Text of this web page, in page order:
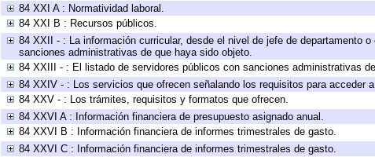
84 XXI A : Normatividad laboral.
84 XXI B : Recursos públicos.
84 XXII - : La información curricular, desde el nivel de jefe de departamento
sanciones administrativas de que haya sido objeto.
84 XXIII - : El listado de servidores públicos con sanciones administrativas
84 XXIV - : Los servicios que ofrecen señalando los requisitos para acceder
84 XXV - : Los trámites, requisitos y formatos que ofrecen.
84 XXVI A : Información financiera de presupuesto asignado anual.
84 XXVI B : Información financiera de informes trimestrales de gasto.
84 XXVI C : Información financiera de informes trimestrales de gasto.